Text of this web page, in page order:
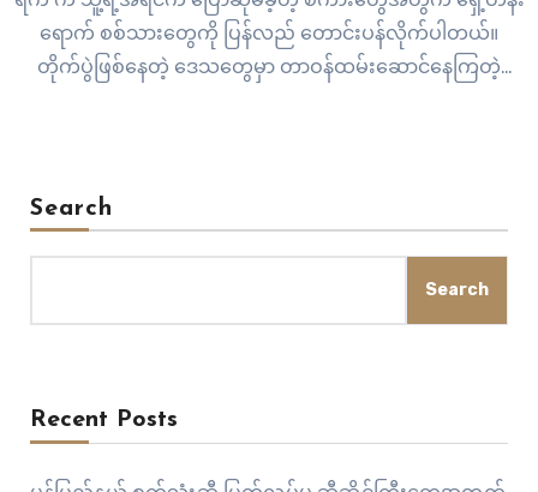
ရောက် စစ်သားတွေကို ပြန်လည် တောင်းပန်လိုက်ပါတယ်။
တိုက်ပွဲဖြစ်နေတဲ့ ဒေသတွေမှာ တာဝန်ထမ်းဆောင်နေကြတဲ့
Search
Search
Recent Posts